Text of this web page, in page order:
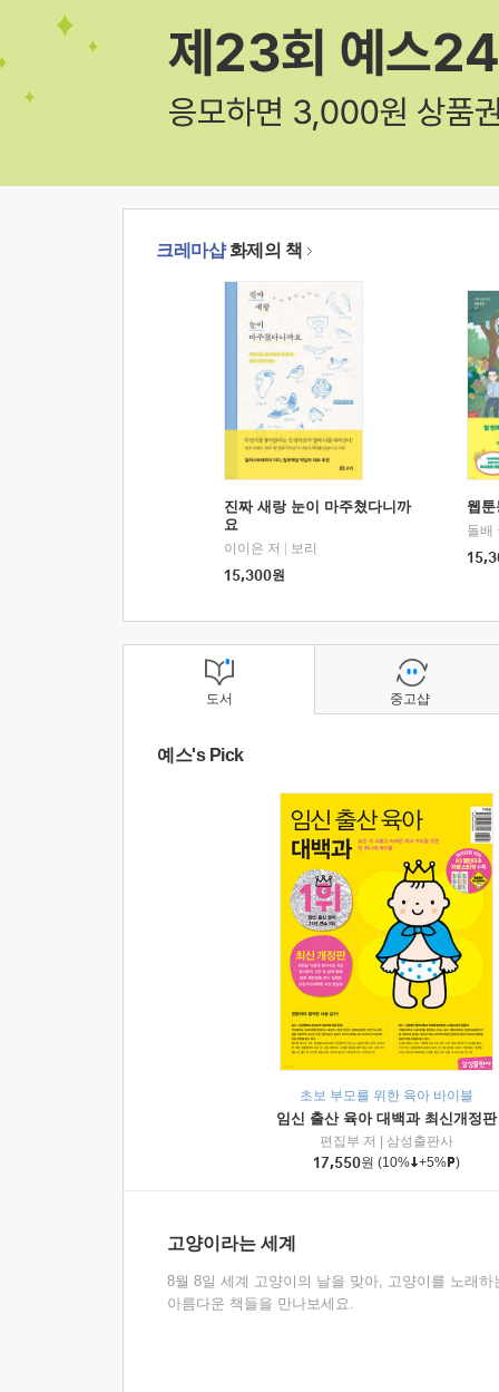
크레마샵화제의 책
진짜 새랑 눈이 마주쳤다니까
요
이이은 저
보리
15,300원
웹
돌배
도서
예스's Pick
초보 부모를 위한 육아 바이블
임신 출산 육아 대백과 최신개정판
편집부 저
삼성출판사
17,550원 (10% +5% )
고양이라는 세계
8월 8일 세계 고양이의 날을 맞아, 고양이를 노래하
아름다운 책들을 만나보세요.
중고샵